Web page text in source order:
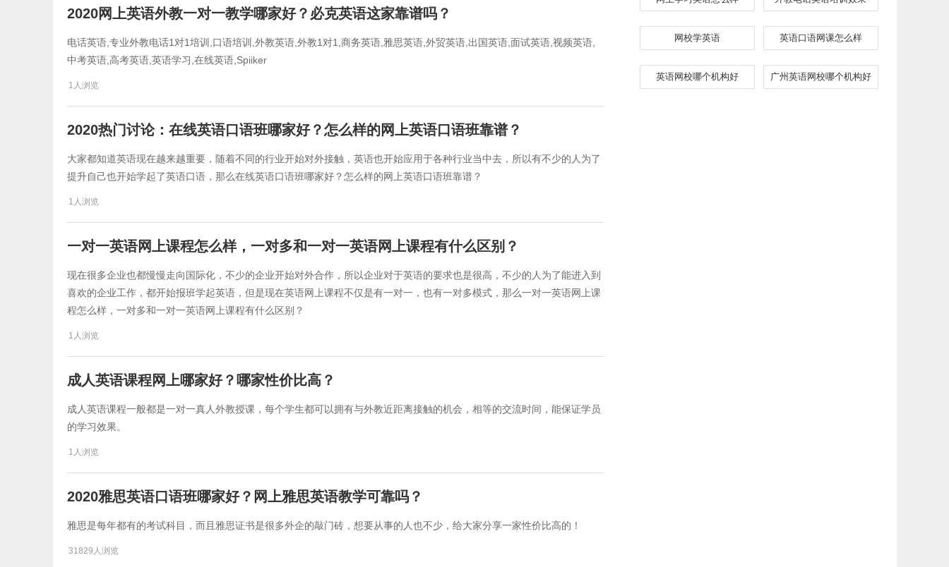
2020网上英语外教一对一教学哪家好？必克英语这家靠谱吗？
电话英语,专业外教电话1对1培训,口语培训,外教英语,外教1对1,商务英语,雅思英语,外贸英语,出国英语,面试英语,视频英语,
中考英语,高考英语,英语学习,在线英语,Spiiker
1人浏览
2020热门讨论：在线英语口语班哪家好？怎么样的网上英语口语班靠谱？
大家都知道英语现在越来越重要，随着不同的行业开始对外接触，英语也开始应用于各种行业当中去，所以有不少的人为了
提升自己也开始学起了英语口语，那么在线英语口语班哪家好？怎么样的网上英语口语班靠谱？
1人浏览
一对一英语网上课程怎么样，一对多和一对一英语网上课程有什么区别？
现在很多企业也都慢慢走向国际化，不少的企业开始对外合作，所以企业对于英语的要求也是很高，不少的人为了能进入到
喜欢的企业工作，都开始报班学起英语，但是现在英语网上课程不仅是有一对一，也有一对多模式，那么一对一英语网上课
程怎么样，一对多和一对一英语网上课程有什么区别？
1人浏览
成人英语课程网上哪家好？哪家性价比高？
成人英语课程一般都是一对一真人外教授课，每个学生都可以拥有与外教近距离接触的机会，相等的交流时间，能保证学员
的学习效果。
1人浏览
2020雅思英语口语班哪家好？网上雅思英语教学可靠吗？
雅思是每年都有的考试科目，而且雅思证书是很多外企的敲门砖，想要从事的人也不少，给大家分享一家性价比高的！
31829人浏览
网校学英语 英语口语网课怎么样
英语网校哪个机构好 广州英语网校哪个机构好